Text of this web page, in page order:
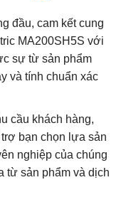
đầu, cam kết cung
MA200SH5S với
sự từ sản phẩm
và tính chuẩn xác
cầu khách hàng,
bạn chọn lựa sản
nghiệp của chúng
từ sản phẩm và dịch